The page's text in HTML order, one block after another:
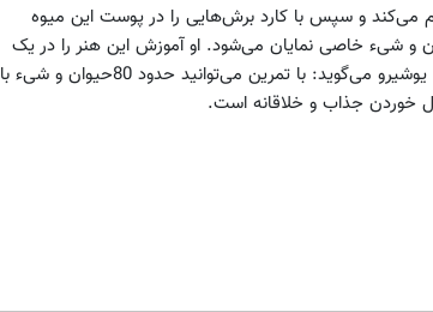
می‌کند و سپس با کارد برش‌هایی را در پوست این میوه
شیء خاصی نمایان می‌شود. او آموزش این هنر را در یک
کتاب به همراه دی‌وی‌دی برای علاقه‌مندان منتشر کرده است. یوشیرو می‌گوید: با تمرین می‌توانید حدود 80حیوان و شیء با
خوردن جذاب و خلاقانه است.